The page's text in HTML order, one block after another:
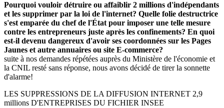
Pourquoi vouloir détruire ou affaiblir 2 millions d'indépendants
et les supprimer par la loi de l'internet? Quelle folie destructrice
s'est emparée du chef de l'État pour imposer une telle mesure
contre les entrepreneurs juste après les confinements? En quoi
est-il devenu dangereux d'avoir ses coordonnées sur les Pages
Jaunes et autre annuaires ou site E-commerce?
suite à nos demandes répétées auprès du Ministère de l'économie et
la CNIL resté sans réponse, nous avons décidé de tirer la sonnette
d'alarme!
LES SUPPRESSIONS DE LA DIFFUSION INTERNET 2,9
millions D'ENTREPRISES DU FICHIER INSEE